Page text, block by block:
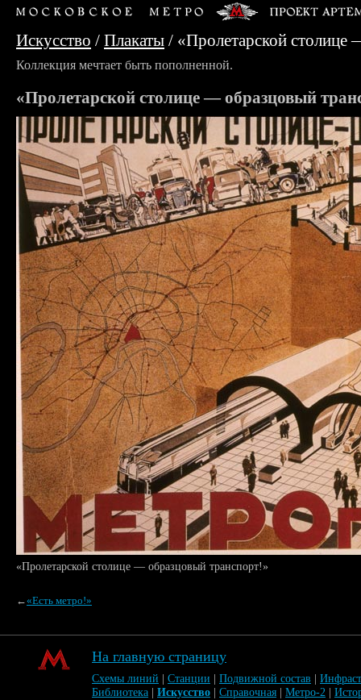
Искусство / Плакаты / «Пролетарской столице
Коллекция мечтает быть пополненной.
«Пролетарской столице — образцовый
«Пролетарской столице — образцовый транспорт!»
←«Есть метро!»
На главную страницу
Схемы линий Станции Подвижной состав
Библиотека
Искусство Справочная Метро-2